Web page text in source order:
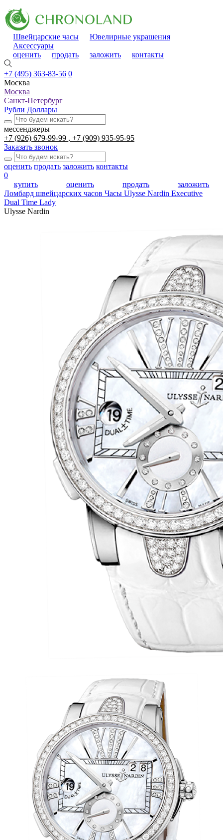
Швейцарские часы
Ювелирные украшения
Аксессуары
оценить
продать заложить контакты
+7 (495) 363-83-56 0
Москва
Москва
Санкт-Петербург
Рубли Доллары
мессенджеры
+7 (926) 679-99-99
+7 (909) 935-95-95
Заказать звонок
оценить продать заложить контакты
0
купить
оценить продать
заложить
Ломбард швейцарских часов Часы Ulysse Nardin Executive
Dual Time Lady
Ulysse Nardin